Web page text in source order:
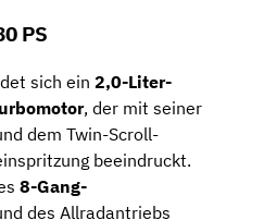
PS
sich ein 2,0-Liter-
, der mit seiner
dem Twin-Scroll-
beeindruckt.
8-Gang-
des Allradantriebs